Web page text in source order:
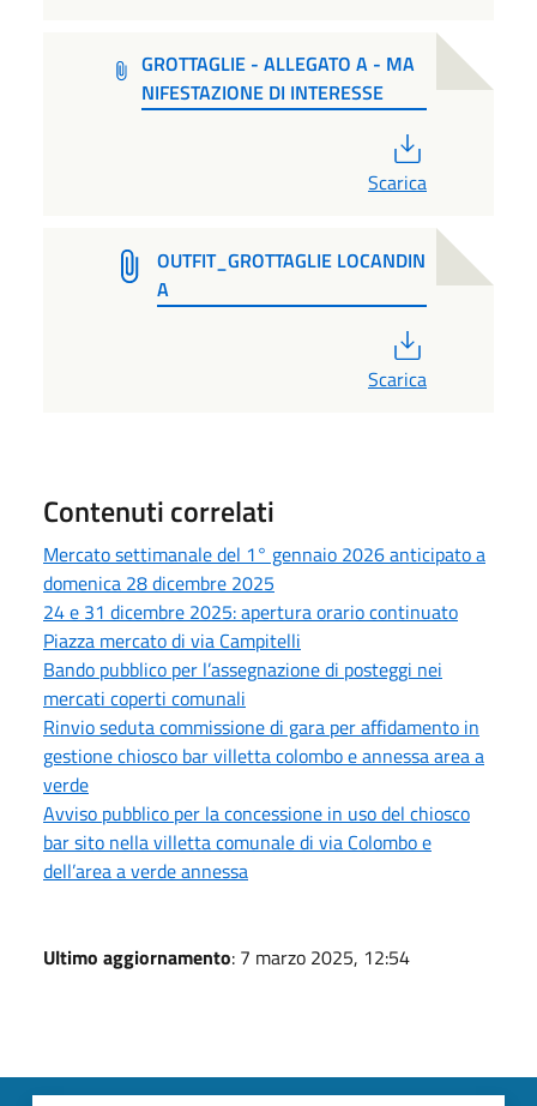
GROTTAGLIE - ALLEGATO A - MA
NIFESTAZIONE DI INTERESSE
Scarica
OUTFIT_GROTTAGLIE LOCANDIN
A
Scarica
Contenuti correlati
Mercato settimanale del 1° gennaio 2026 anticipato a
domenica 28 dicembre 2025
24 e 31 dicembre 2025: apertura orario continuato
Piazza mercato di via Campitelli
Bando pubblico per l’assegnazione di posteggi nei
mercati coperti comunali
Rinvio seduta commissione di gara per affidamento in
gestione chiosco bar villetta colombo e annessa area a
verde
Avviso pubblico per la concessione in uso del chiosco
bar sito nella villetta comunale di via Colombo e
dell’area a verde annessa
Ultimo aggiornamento: 7 marzo 2025, 12:54